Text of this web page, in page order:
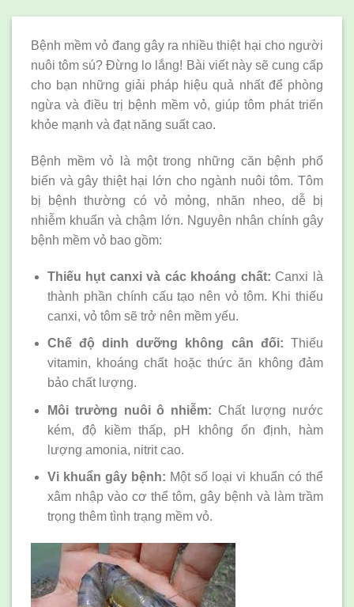
Bệnh mềm vỏ đang gây ra nhiều thiệt hại cho người
nuôi tôm sú? Đừng lo lắng! Bài viết này sẽ cung cấp
cho bạn những giải pháp hiệu quả nhất để phòng
ngừa và điều trị bệnh mềm vỏ, giúp tôm phát triển
khỏe mạnh và đạt năng suất cao.
Bệnh mềm vỏ là một trong những căn bệnh phổ
biến và gây thiệt hại lớn cho ngành nuôi tôm. Tôm
bị bệnh thường có vỏ mỏng, nhăn nheo, dễ bị
nhiễm khuẩn và chậm lớn. Nguyên nhân chính gây
bệnh mềm vỏ bao gồm:
Thiếu hụt canxi và các khoáng chất: Canxi là
thành phần chính cấu tạo nên vỏ tôm. Khi thiếu
canxi, vỏ tôm sẽ trở nên mềm yếu.
Chế độ dinh dưỡng không cân đối: Thiếu
vitamin, khoáng chất hoặc thức ăn không đảm
bảo chất lượng.
Môi trường nuôi ô nhiễm: Chất lượng nước
kém, độ kiềm thấp, pH không ổn định, hàm
lượng amonia, nitrit cao.
Vi khuẩn gây bệnh: Một số loại vi khuẩn có thể
xâm nhập vào cơ thể tôm, gây bệnh và làm trầm
trọng thêm tình trạng mềm vỏ.